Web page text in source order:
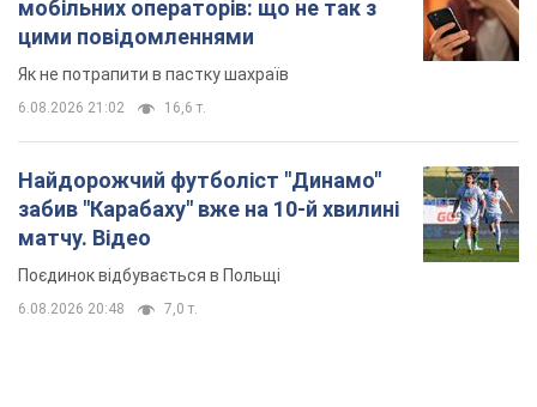
мобільних операторів: що не так з
цими повідомленнями
Як не потрапити в пастку шахраїв
6.08.2026 21:02 16,6 т.
Найдорожчий футболіст "Динамо"
забив "Карабаху" вже на 10-й хвилині
матчу. Відео
Поєдинок відбувається в Польщі
6.08.2026 20:48 7,0 т.